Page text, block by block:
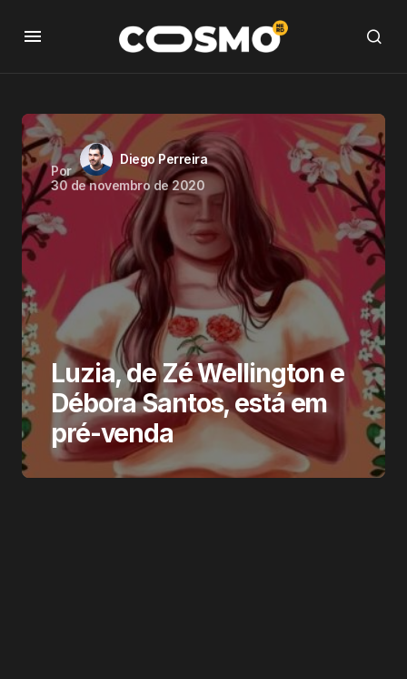
Por
Diego Perreira
30 de novembro de 2020
Luzia, de Zé Wellington e
Débora Santos, está em
pré-venda